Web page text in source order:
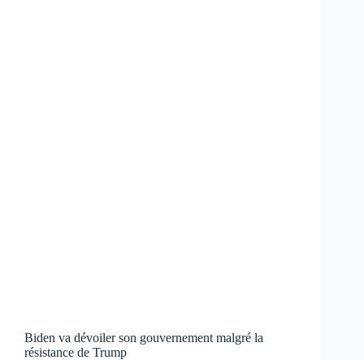
Biden va dévoiler son gouvernement malgré la
résistance de Trump